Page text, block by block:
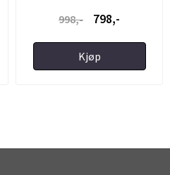
998,-
798,-
Kjøp